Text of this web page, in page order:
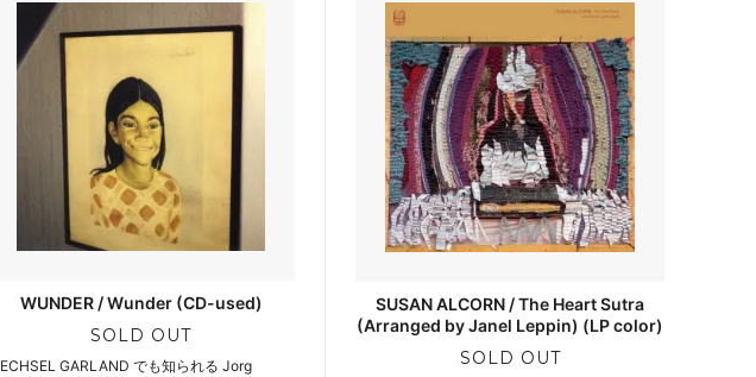
WUNDER / Wunder (CD-used)
SOLD OUT
GARLAND でも知られる Jorg
SUSAN ALCORN / The Heart Sutra
(Arranged by Janel Leppin) (LP color)
SOLD OUT